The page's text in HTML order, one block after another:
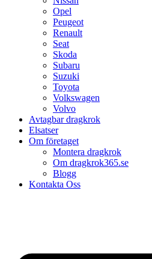
Opel
Peugeot
Renault
Seat
Skoda
Subaru
Suzuki
Toyota
Volkswagen
Volvo
Avtagbar dragkrok
Elsatser
Om företaget
Montera dragkrok
Om dragkrok365.se
Blogg
Kontakta Oss